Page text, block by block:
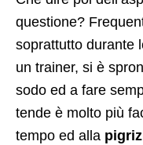
questione?
soprattutto durante
un trainer, si è
sodo ed a fare
tende è molto più
tempo ed alla